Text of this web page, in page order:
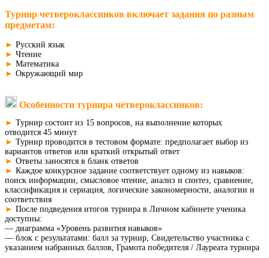
Турнир четвероклассников включает задания по разным
предметам:
► Русский язык
► Чтение
► Математика
► Окружающий мир
Особенности турнира четвероклассников:
► Турнир состоит из 15 вопросов, на выполнение которых
отводится 45 минут
► Турнир проводится в тестовом формате: предполагает выбор из
вариантов ответов или краткий открытый ответ
► Ответы заносятся в бланк ответов
► Каждое конкурсное задание соответствует одному из навыков:
поиск информации, смысловое чтение, анализ и синтез, сравнение,
классификация и сериация, логические закономерности, аналогии и
соответствия
► После подведения итогов турнира в Личном кабинете ученика
доступны:
— диаграмма «Уровень развития навыков»
— блок с результатами: балл за турнир, Свидетельство участника с
указанием набранных баллов, Грамота победителя / Лауреата турнира